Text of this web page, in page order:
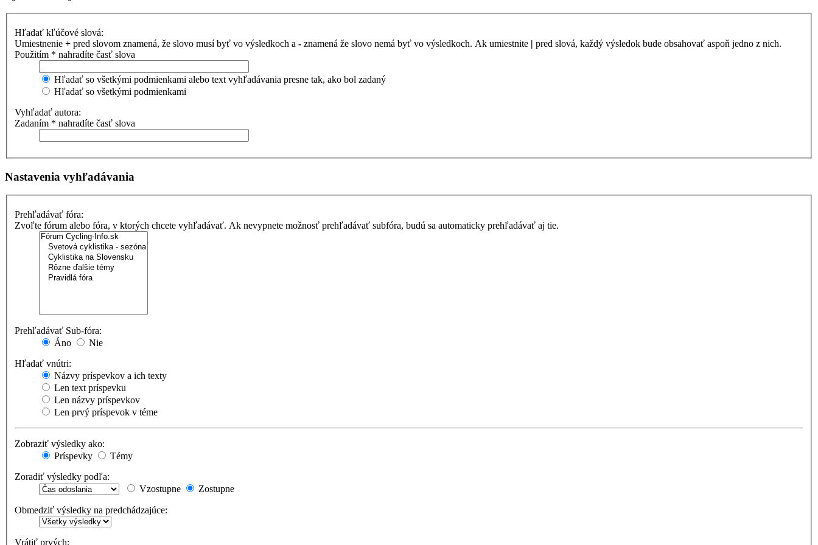
Hľadať kľúčové slová:
Umiestnenie + pred slovom znamená, že slovo musí byť vo výsledkoch a - znamená že slovo nemá byť vo výsledkoch. Ak umiestnite | pred slová, každý výsledok bude obsahovať aspoň jedno z nich.
Použitím * nahradíte časť slova
Hľadať so všetkými podmienkami alebo text vyhľadávania presne tak, ako bol zadaný
Hľadať so všetkými podmienkami
Vyhľadať autora:
Zadaním * nahradíte časť slova
Nastavenia vyhľadávania
Prehľadávať fóra:
Zvoľte fórum alebo fóra, v ktorých chcete vyhľadávať. Ak nevypnete možnosť prehľadávať subfóra, budú sa automaticky prehľadávať aj tie.
Prehľadávať Sub-fóra:
Áno
Nie
Hľadať vnútri:
Názvy príspevkov a ich texty
Len text príspevku
Len názvy príspevkov
Len prvý príspevok v téme
Zobraziť výsledky ako:
Príspevky
Témy
Zoradiť výsledky podľa:
Vzostupne
Zostupne
Obmedziť výsledky na predchádzajúce:
Vrátiť prvých: